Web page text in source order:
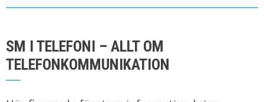
SM I TELEFONI – ALLT OM
TELEFONKOMMUNIKATION